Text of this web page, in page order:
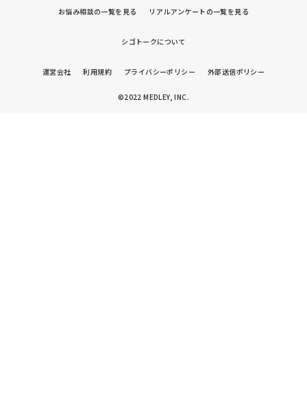
お悩み相談の一覧を見る リアルアンケートの一覧を見る
シゴトークについて
運営会社 利用規約 プライバシーポリシー 外部送信ポリシー
©2022 MEDLEY, INC.